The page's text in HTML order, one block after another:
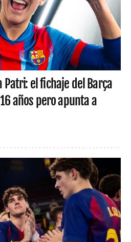
Patri: el fichaje del Barça
años pero apunta a